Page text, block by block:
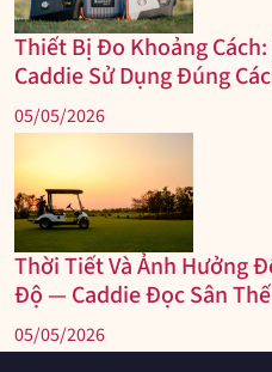
Thiết Bị Đo Khoảng
Caddie Sử Dụng Đúng
05/05/2026
Thời Tiết Và Ảnh Hưởng
Độ — Caddie Đọc Sân
05/05/2026